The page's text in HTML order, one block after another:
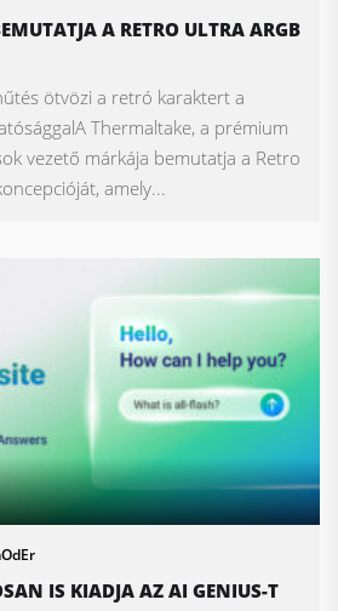
A RETRO ULTRA ARGB
ötvözi a retró karaktert a
Thermaltake, a prémium
vezető márkája bemutatja a Retro
amely...
IS KIADJA AZ AI GENIUS-T